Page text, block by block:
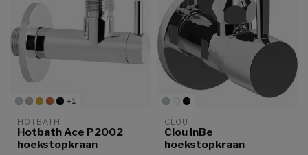
+1
HOTBATH
Hotbath Ace P2002
hoekstopkraan
CLOU
Clou InBe
hoekstopkraan